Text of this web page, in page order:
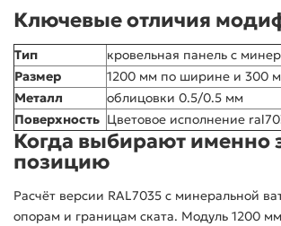
Ключевые отличия
Тип
кровельная панель с
Размер
1200 мм по ширине и 300
Металл
облицовки 0.5/0.5 мм
Поверхность Цветовое исполнение
Когда выбирают именно
позицию
Расчёт версии RAL7035 с минеральной
опорам и границам ската. Модуль 1200